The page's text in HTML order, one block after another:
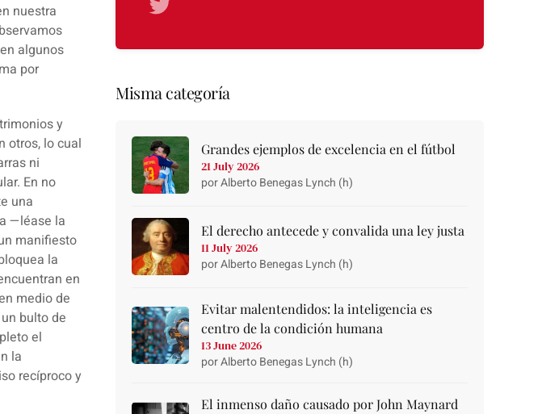
nuestra
en algunos
por
y
otros, lo cual
ni
En no
una
—léase la
manifiesto
la
en
medio de
bulto de
el
la
recíproco y
Misma categoría
Grandes ejemplos de excelencia en el fútbol
21 July 2026
por Alberto Benegas Lynch (h)
El derecho antecede y convalida una ley justa
11 July 2026
por Alberto Benegas Lynch (h)
Evitar malentendidos: la inteligencia es
centro de la condición humana
13 June 2026
por Alberto Benegas Lynch (h)
El inmenso daño causado por John Maynard